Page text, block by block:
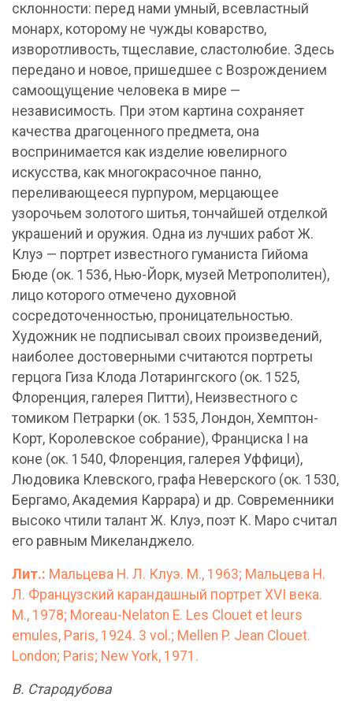
склонности: перед нами умный, всевластный
монарх, которому не чужды коварство,
изворотливость, тщеславие, сластолюбие. Здесь
передано и новое, пришедшее с Возрождением
самоощущение человека в мире —
независимость. При этом картина сохраняет
качества драгоценного предмета, она
воспринимается как изделие ювелирного
искусства, как многокрасочное панно,
переливающееся пурпуром, мерцающее
узорочьем золотого шитья, тончайшей отделкой
украшений и оружия. Одна из лучших работ Ж.
Клуэ — портрет известного гуманиста Гийома
Бюде (ок. 1536, Нью-Йорк, музей Метрополитен),
лицо которого отмечено духовной
сосредоточенностью, проницательностью.
Художник не подписывал своих произведений,
наиболее достоверными считаются портреты
герцога Гиза Клода Лотарингского (ок. 1525,
Флоренция, галерея Питти), Неизвестного с
томиком Петрарки (ок. 1535, Лондон, Хемптон-
Корт, Королевское собрание), Франциска I на
коне (ок. 1540, Флоренция, галерея Уффици),
Людовика Клевского, графа Неверского (ок. 1530,
Бергамо, Академия Каррара) и др. Современники
высоко чтили талант Ж. Клуэ, поэт К. Маро считал
его равным Микеланджело.
Лит.: Мальцева Н. Л. Клуэ. М., 1963; Мальцева Н.
Л. Французский карандашный портрет XVI века.
М., 1978; Moreau-Nelaton E. Les Clouet et leurs
emules, Paris, 1924. 3 vol.; Mellen P. Jean Clouet.
London; Paris; New York, 1971.
В. Стародубова